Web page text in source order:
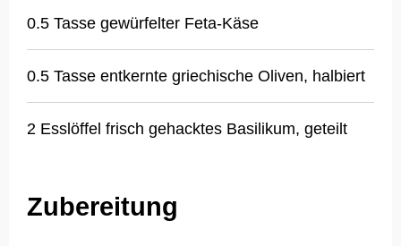
0.5 Tasse gewürfelter Feta-Käse
0.5 Tasse entkernte griechische Oliven, halbiert
2 Esslöffel frisch gehacktes Basilikum, geteilt
Zubereitung